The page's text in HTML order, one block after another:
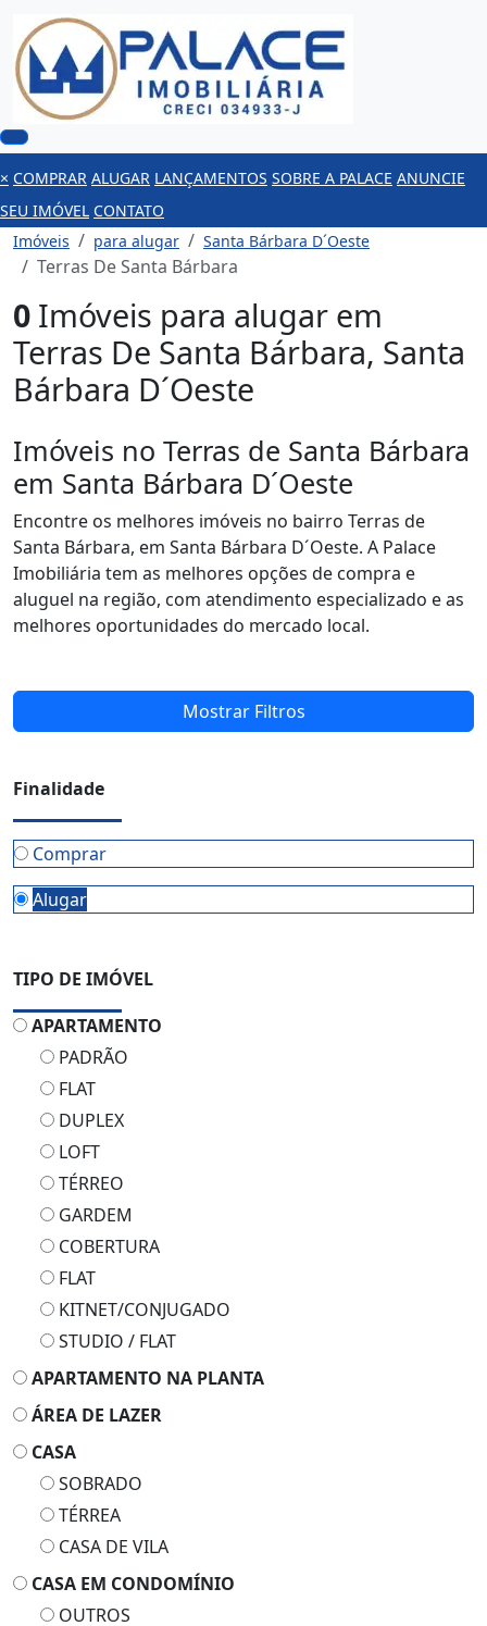
× COMPRAR ALUGAR LANÇAMENTOS SOBRE A PALACE ANUNCIE
SEU IMÓVEL CONTATO
Imóveis
para alugar Santa Bárbara D´Oeste
Terras De Santa Bárbara
0 Imóveis para alugar em
Terras De Santa Bárbara, Santa
Bárbara D´Oeste
Imóveis no Terras de Santa Bárbara
em Santa Bárbara D´Oeste
Encontre os melhores imóveis no bairro Terras de
Santa Bárbara, em Santa Bárbara D´Oeste. A Palace
Imobiliária tem as melhores opções de compra e
aluguel na região, com atendimento especializado e as
melhores oportunidades do mercado local.
Mostrar Filtros
Finalidade
Comprar
Alugar
TIPO DE IMÓVEL
APARTAMENTO
PADRÃO
FLAT
DUPLEX
LOFT
TÉRREO
GARDEM
COBERTURA
FLAT
KITNET/CONJUGADO
STUDIO / FLAT
APARTAMENTO NA PLANTA
ÁREA DE LAZER
CASA
SOBRADO
TÉRREA
CASA DE VILA
CASA EM CONDOMÍNIO
OUTROS